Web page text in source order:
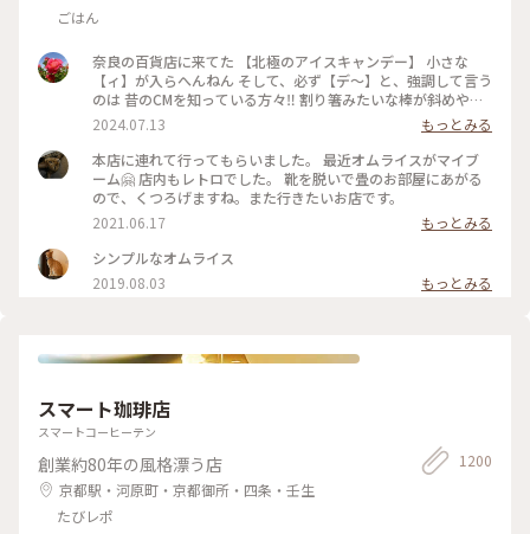
ごはん
奈良の百貨店に来てた 【北極のアイスキャンデー】 小さな
【ィ】が入らへんねん そして、必ず【デ〜】と、強調して言う
のは 昔のCMを知っている方々‼️ 割り箸みたいな棒が斜めやね
ん ※子供の頃は割り箸やと思いこんでた チョコと違うねん❗️ コ
2024.07.13
もっとみる
本店に連れて行ってもらいました。 最近オムライスがマイブ
ーム🤗 店内もレトロでした。 靴を脱いで畳のお部屋にあがる
ので、くつろげますね。また行きたいお店です。
2021.06.17
もっとみる
シンプルなオムライス
2019.08.03
もっとみる
スマート珈琲店
スマートコーヒーテン
創業約80年の風格漂う店
京都駅・河原町・京都御所・四条・壬生
たびレポ
1200